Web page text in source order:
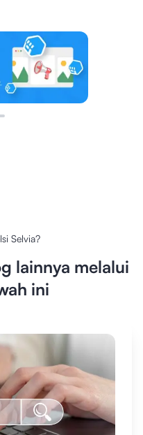
Selvia?
lainnya melalui
ini